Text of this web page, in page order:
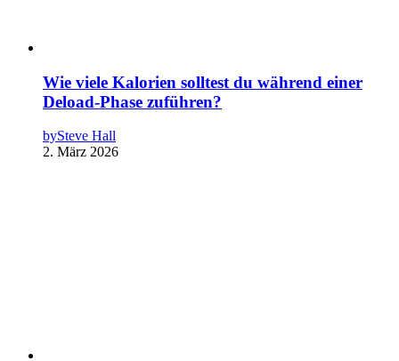
Wie viele Kalorien solltest du während einer
Deload-Phase zuführen?
bySteve Hall
2. März 2026